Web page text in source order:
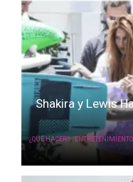
Shakira y Lewis
¿QUÉ HACER?, ENTRETENIMIENTO